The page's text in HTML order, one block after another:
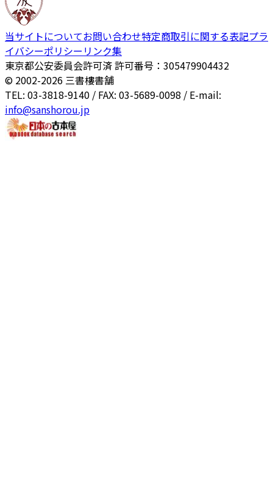
当サイトについてお問い合わせ特定商取引に関する表記プラ
イバシーポリシー リンク集
東京都公安委員会許可済 許可番号：305479904432
© 2002-2026 三書樓書舗
TEL: 03-3818-9140 / FAX: 03-5689-0098 / E-mail:
info@sanshorou.jp